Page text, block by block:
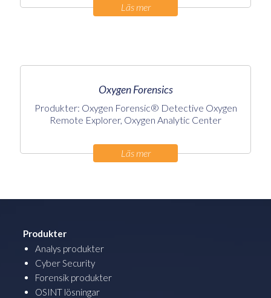
Läs mer
Oxygen Forensics
Produkter: Oxygen Forensic® Detective Oxygen
Remote Explorer, Oxygen Analytic Center
Läs mer
Produkter
Analys produkter
Cyber Security
Forensik produkter
OSINT lösningar